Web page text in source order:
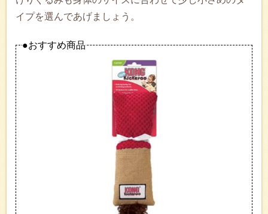
イプを選んであげましょう。
●おすすめ商品